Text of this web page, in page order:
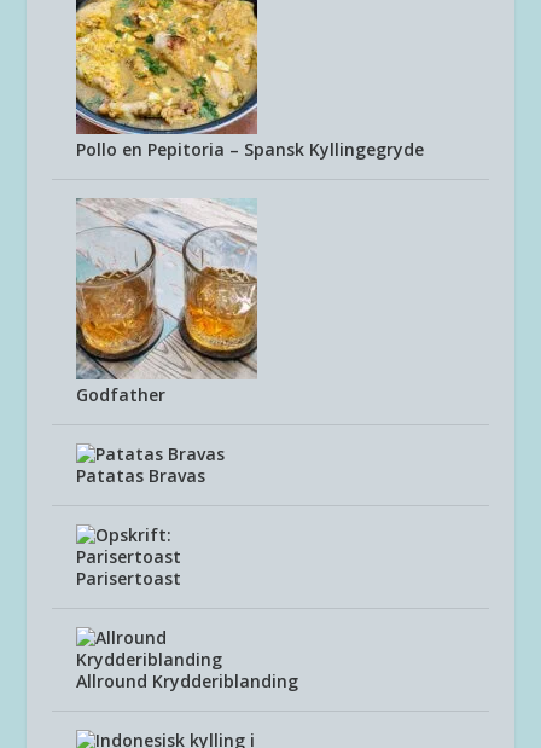
Pollo en Pepitoria – Spansk Kyllingegryde
Godfather
Patatas Bravas
Parisertoast
Allround Krydderiblanding